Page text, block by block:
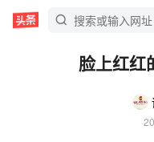
脸上红红